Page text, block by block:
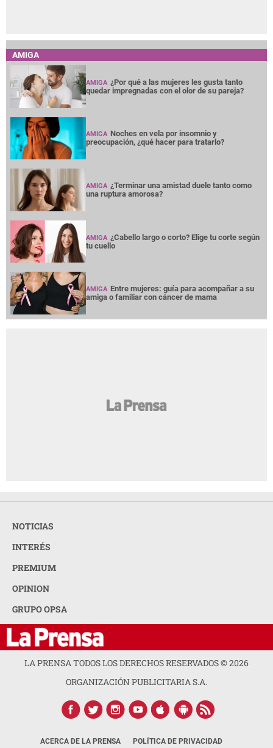
AMIGA
AMIGA ¿Por qué a las mujeres les gusta tanto
quedar impregnadas con el olor de su pareja?
AMIGA Noches en vela por insomnio y
preocupación, ¿qué hacer para tratarlo?
AMIGA ¿Terminar una amistad duele tanto como
una ruptura amorosa?
AMIGA ¿Cabello largo o corto? Elige tu corte según
tu cuello
AMIGA Entre mujeres: guía para acompañar a su
amiga o familiar con cáncer de mama
NOTICIAS
INTERÉS
PREMIUM
OPINION
GRUPO OPSA
LA PRENSA TODOS LOS DERECHOS RESERVADOS ©2026
ORGANIZACIÓN PUBLICITARIA S.A.
ACERCA DE LA PRENSA POLÍTICA DE PRIVACIDAD